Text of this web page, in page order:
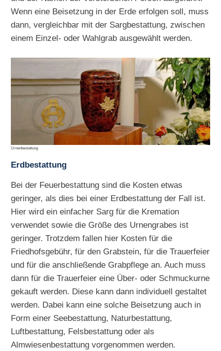
Wenn eine Beisetzung in der Erde erfolgen soll, muss
dann, vergleichbar mit der Sargbestattung, zwischen
einem Einzel- oder Wahlgrab ausgewählt werden.
Urnenbestattung
Erdbestattung
Bei der Feuerbestattung sind die Kosten etwas
geringer, als dies bei einer Erdbestattung der Fall ist.
Hier wird ein einfacher Sarg für die Kremation
verwendet sowie die Größe des Urnengrabes ist
geringer. Trotzdem fallen hier Kosten für die
Friedhofsgebühr, für den Grabstein, für die Trauerfeier
und für die anschließende Grabpflege an. Auch muss
dann für die Trauerfeier eine Über- oder Schmuckurne
gekauft werden. Diese kann dann individuell gestaltet
werden. Dabei kann eine solche Beisetzung auch in
Form einer Seebestattung, Naturbestattung,
Luftbestattung, Felsbestattung oder als
Almwiesenbestattung vorgenommen werden.